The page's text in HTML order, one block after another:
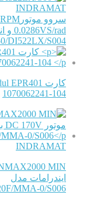
INDRAMAT
0.0286VS/rad و انکودر 2500p TTL
DI522LX/S004
کارت Bosch PC CL300 SPS Modul EPR401 مدل
1070062241-104
INDRAMAT
ایندرامات مدل
MMA-0/S006